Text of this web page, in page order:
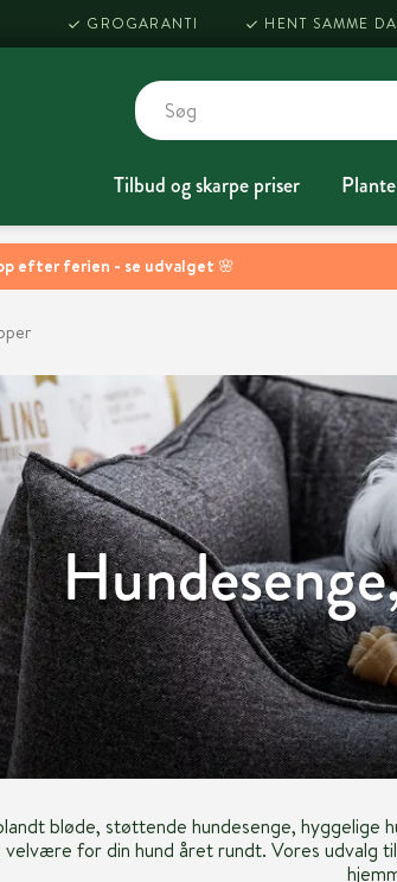
efter ferien - se udvalget 🌸
GROGARANTI HENT SAMME
Tilbud og skarpe priser
bløde, støttende hundesenge, hyggelige
velvære for din hund året rundt. Vores udvalg